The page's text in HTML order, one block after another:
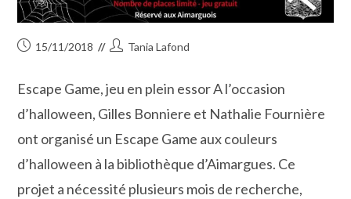
Publication
15/11/2018
Auteur/autrice
publication :
Tania Lafond
Escape Game, jeu en plein essor A l’occasion
d’halloween, Gilles Bonniere et Nathalie Fournière
ont organisé un Escape Game aux couleurs
d’halloween à la bibliothèque d’Aimargues. Ce
projet a nécessité plusieurs mois de recherche,